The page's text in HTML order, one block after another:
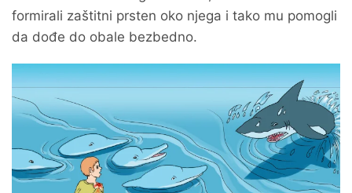
formirali zaštitni prsten oko njega i tako mu pomogli
da dođe do obale bezbedno.